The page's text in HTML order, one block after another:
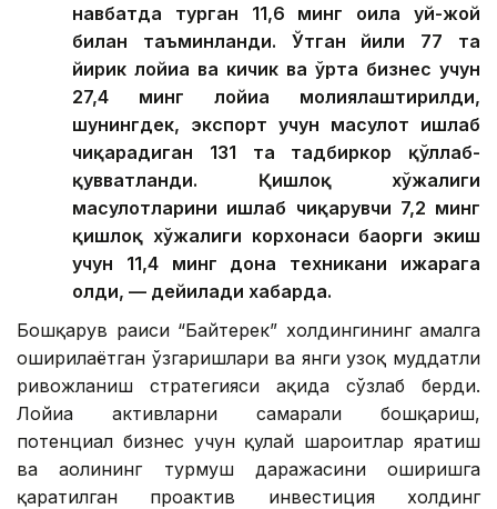
навбатда турган 11,6 минг оила уй-жой
билан таъминланди. Ўтган йили 77 та
йирик лойиҳа ва кичик ва ўрта бизнес учун
27,4 минг лойиҳа молиялаштирилди,
шунингдек, экспорт учун маҳсулот ишлаб
чиқарадиган 131 та тадбиркор қўллаб-
қувватланди. Қишлоқ хўжалиги
маҳсулотларини ишлаб чиқарувчи 7,2 минг
қишлоқ хўжалиги корхонаси баҳорги экиш
учун 11,4 минг дона техникани ижарага
олди, — дейилади хабарда.
Бошқарув раиси “Байтерек” холдингининг амалга
оширилаётган ўзгаришлари ва янги узоқ муддатли
ривожланиш стратегияси ҳақида сўзлаб берди.
Лойиҳа активларни самарали бошқариш,
потенциал бизнес учун қулай шароитлар яратиш
ва аҳолининг турмуш даражасини оширишга
қаратилган проактив инвестиция холдинг